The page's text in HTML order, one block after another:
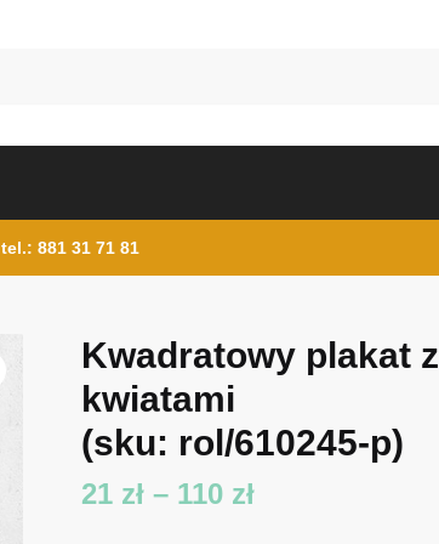
tel.: 881 31 71 81
Kwadratowy plakat z
kwiatami
(sku: rol/610245-p)
21 zł – 110 złZakres